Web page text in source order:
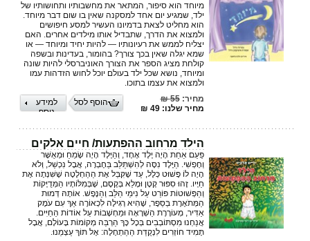
מיוחד הוא סיפור, המתאר את מחשבותיו ותחושותיו של
ילד, שמגיע יום אחד למסקנה שאין בו שום דבר מיוחד.
הוא מחליט לצאת בדמיונו העשיר למסע חיפושים
ולמצוא את הדרך, שתבדיל אותו מילדים אחרים. האם
יצליח לממש את רעיונותיו — להיות יחיד ומיוחד — או
שמא יגלה שאין בכך צורך? בהומור, בעדינות ובשפה
קולחת מציג הספר את הצורך האוניברסלי להיות שונה
ומיוחד, נושא שכל ילד בעולם יוכל לחוש הזדהות עמו
ולמצוא את עצמו בתוכו.
מחיר:55 ₪
מחיר שלנו: 49 ₪
למידע
נוסף
הוסף לסל
הילד מרחוב ההפתעות/ חיים אלקים
פַּעַם אַחַת הָיָה יֶלֶד אֶחָד, וְהַיֶּלֶד הָיָה שָׂמֵחַ וּמְאֻשָּׁר
וְחָפְשִׁי. הַיֶּלֶד נִסָּה לְהִשְׁתַּלֵּב בַּחֶבְרָה, אֲבָל נִכְשַׁל, וְלֹא
הָיָה לוֹ פָּשׁוּט כְּלָל, עַד שֶׁקִּבֵּל אֶת הַהַחְלָטָה שֶׁשִּׁנְּתָה אֶת
חַיָּיו. זֶהוּ סִפּוּר קָטָן וּמָלֵא בְּקֶסֶם, שֶׁבְּמִלּוֹתָיו הַמְּדֻיָּקוֹת
וְהַפְּשׁוּטוֹת פּוֹרֵט עַל נִימֵי הַלֵּב וְהַנֶּפֶשׁ. אוֹתָהּ דְּמוּת
הַמְּתֹאֶרֶת בַּסֵּפֶר, שֶׁהִיא רְגִילָה לִכְאוֹרָה אַךְ עִם עֹמֶק
אַדִּיר, מְעוֹרֶרֶת הַשְׁרָאָה וּמַחְשָׁבוֹת עַל אוֹדוֹת הַחַיִּים.
אֲנַחְנוּ מִסְתּוֹבְבִים בְּכָל כָּךְ הַרְבֵּה מְקוֹמוֹת בָּעוֹלָם, אֲבָל
תָּמִיד חוֹזְרִים לִנְקֻדַּת הַהַתְחָלָה: אֶל תּוֹךְ עַצְמֵנוּ.